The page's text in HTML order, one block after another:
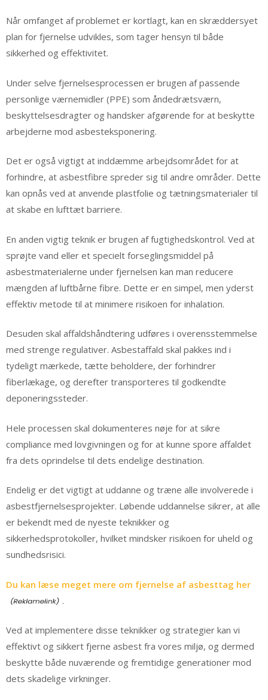
Når omfanget af problemet er kortlagt, kan en skræddersyet
plan for fjernelse udvikles, som tager hensyn til både
sikkerhed og effektivitet.
Under selve fjernelsesprocessen er brugen af passende
personlige værnemidler (PPE) som åndedrætsværn,
beskyttelsesdragter og handsker afgørende for at beskytte
arbejderne mod asbesteksponering.
Det er også vigtigt at inddæmme arbejdsområdet for at
forhindre, at asbestfibre spreder sig til andre områder. Dette
kan opnås ved at anvende plastfolie og tætningsmaterialer til
at skabe en lufttæt barriere.
En anden vigtig teknik er brugen af fugtighedskontrol. Ved at
sprøjte vand eller et specielt forseglingsmiddel på
asbestmaterialerne under fjernelsen kan man reducere
mængden af luftbårne fibre. Dette er en simpel, men yderst
effektiv metode til at minimere risikoen for inhalation.
Desuden skal affaldshåndtering udføres i overensstemmelse
med strenge regulativer. Asbestaffald skal pakkes ind i
tydeligt mærkede, tætte beholdere, der forhindrer
fiberlækage, og derefter transporteres til godkendte
deponeringssteder.
Hele processen skal dokumenteres nøje for at sikre
compliance med lovgivningen og for at kunne spore affaldet
fra dets oprindelse til dets endelige destination.
Endelig er det vigtigt at uddanne og træne alle involverede i
asbestfjernelsesprojekter. Løbende uddannelse sikrer, at alle
er bekendt med de nyeste teknikker og
sikkerhedsprotokoller, hvilket mindsker risikoen for uheld og
sundhedsrisici.
Du kan læse meget mere om fjernelse af asbesttag her
.
Ved at implementere disse teknikker og strategier kan vi
effektivt og sikkert fjerne asbest fra vores miljø, og dermed
beskytte både nuværende og fremtidige generationer mod
dets skadelige virkninger.